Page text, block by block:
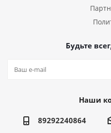
Будьте
Наши
89292240864